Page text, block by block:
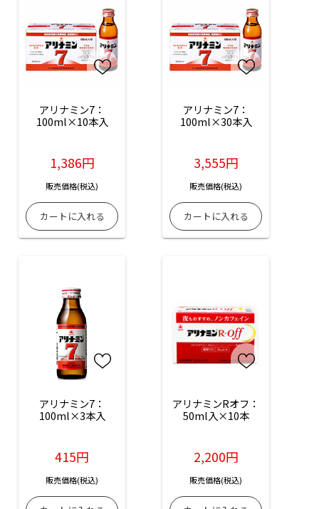
アリナミン7：
100ml×10本入
1,386円
販売価格(税込)
アリナミン7：
100ml×30本入
3,555円
販売価格(税込)
アリナミン7：
100ml×3本入
415円
販売価格(税込)
アリナミンRオフ：
50ml入×10本
2,200円
販売価格(税込)